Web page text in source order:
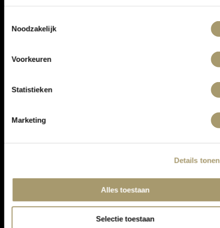
Noodzakelijk
Voorkeuren
Statistieken
Marketing
Details tonen
Alles toestaan
Selectie toestaan
BEDRIJFSGEGEVENS
PA: Grand Hotel Huis ter Duin
Koningin Astrid Boulevard 5